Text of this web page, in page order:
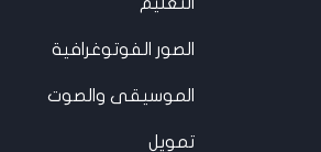
الصور الفوتوغرافية
الموسيقى والصوت
تمويل